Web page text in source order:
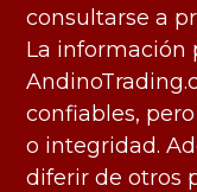
consultarse a
La información
confiables,
o integridad.
diferir de otros